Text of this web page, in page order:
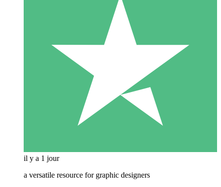
il y a 1 jour
a versatile resource for graphic designers